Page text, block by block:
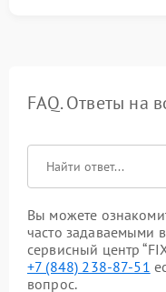
FAQ. Ответы на
Вы можете
часто задаваемыми
сервисный центр
+7 (848) 238-87-51
вопрос.